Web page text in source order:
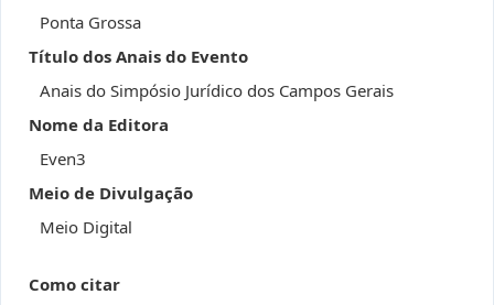
Ponta Grossa
Título dos Anais do Evento
Anais do Simpósio Jurídico dos Campos Gerais
Nome da Editora
Even3
Meio de Divulgação
Meio Digital
Como citar